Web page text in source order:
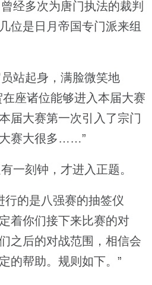
经多次为唐门执法的裁判
位是日月帝国专门派来组
站起身，满脸微笑地
座诸位能够进入本届大赛
届大赛第一次引入了宗门
赛大很多……”
一刻钟，才进入正题。
的是八强赛的抽签仪
着你们接下来比赛的对
之后的对战范围，相信会
的帮助。规则如下。”